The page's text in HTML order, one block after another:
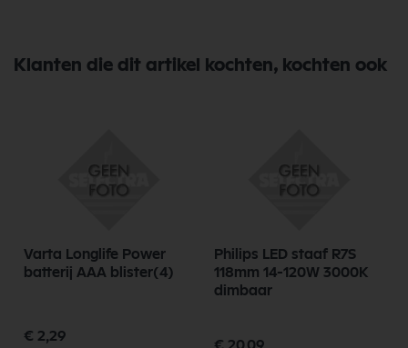
Klanten die dit artikel kochten, kochten ook
Varta Longlife Power
batterij AAA blister(4)
€ 2,29
Philips LED staaf R7S
118mm 14-120W 3000K
dimbaar